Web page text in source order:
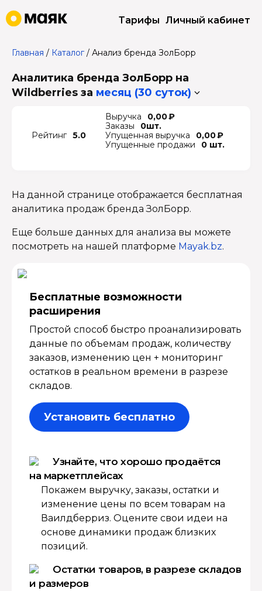
Тарифы Личный кабинет
Главная / Каталог/ Анализ бренда ЗолБорр
Аналитика бренда ЗолБорр на
Wildberries за месяц (30 суток)
Рейтинг 5.0
Выручка
0,00 ₽
Заказы
0шт.
Упущенная выручка
0,00 ₽
Упущенные продажи
0 шт.
На данной странице отображается бесплатная
аналитика продаж бренда ЗолБорр.
Еще больше данных для анализа вы можете
посмотреть на нашей платформе Mayak.bz.
Бесплатные возмож­ности
расширения
Простой способ быстро проанализировать
данные по объемам продаж, количеству
заказов, изменению цен + мониторинг
остатков в реальном времени в разрезе
складов.
Установить бесплатно
Узнайте, что хорошо продаётся
на маркетплейсах
Покажем выручку, заказы, остатки и
изменение цены по всем товарам на
Ваилдберриз. Оцените свои идеи на
основе динамики продаж близких
позиций.
Остатки товаров, в разрезе складов
и размеров